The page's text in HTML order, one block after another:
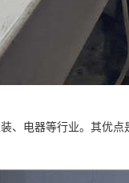
、电器等行业。其优